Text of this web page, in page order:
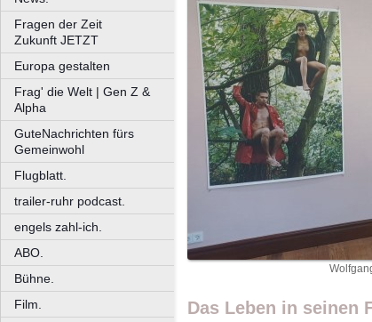
Fragen der Zeit
Zukunft JETZT
Europa gestalten
Frag' die Welt | Gen Z &
Alpha
GuteNachrichten fürs
Gemeinwohl
Flugblatt.
trailer-ruhr podcast.
engels zahl-ich.
ABO.
Bühne.
Film.
Das Leben in seinen